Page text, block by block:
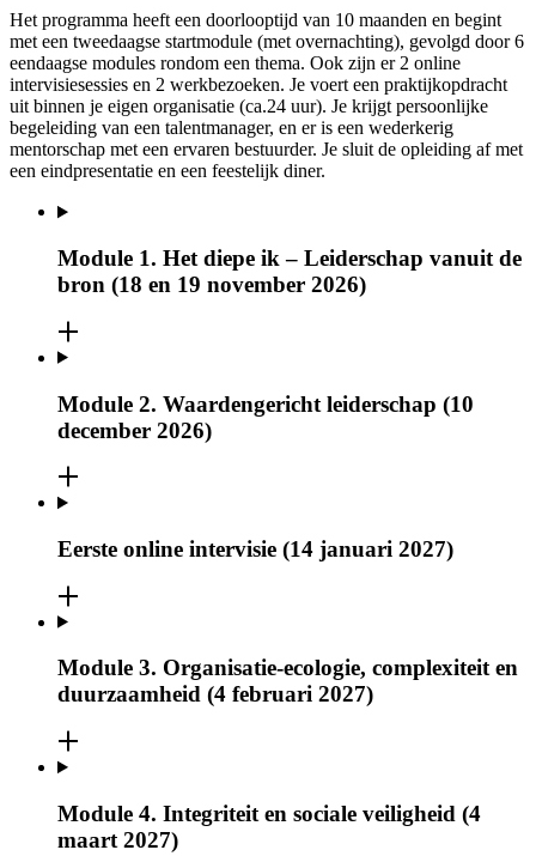
Het programma heeft een doorlooptijd van 10 maanden en begint
met een tweedaagse startmodule (met overnachting), gevolgd door 6
eendaagse modules rondom een thema. Ook zijn er 2 online
intervisiesessies en 2 werkbezoeken. Je voert een praktijkopdracht
uit binnen je eigen organisatie (ca.24 uur). Je krijgt persoonlijke
begeleiding van een talentmanager, en er is een wederkerig
mentorschap met een ervaren bestuurder. Je sluit de opleiding af met
een eindpresentatie en een feestelijk diner.
Module 1. Het diepe ik – Leiderschap vanuit de
bron (18 en 19 november 2026)
Module 2. Waardengericht leiderschap (10
december 2026)
Eerste online intervisie (14 januari 2027)
Module 3. Organisatie-ecologie, complexiteit en
duurzaamheid (4 februari 2027)
Module 4. Integriteit en sociale veiligheid (4
maart 2027)